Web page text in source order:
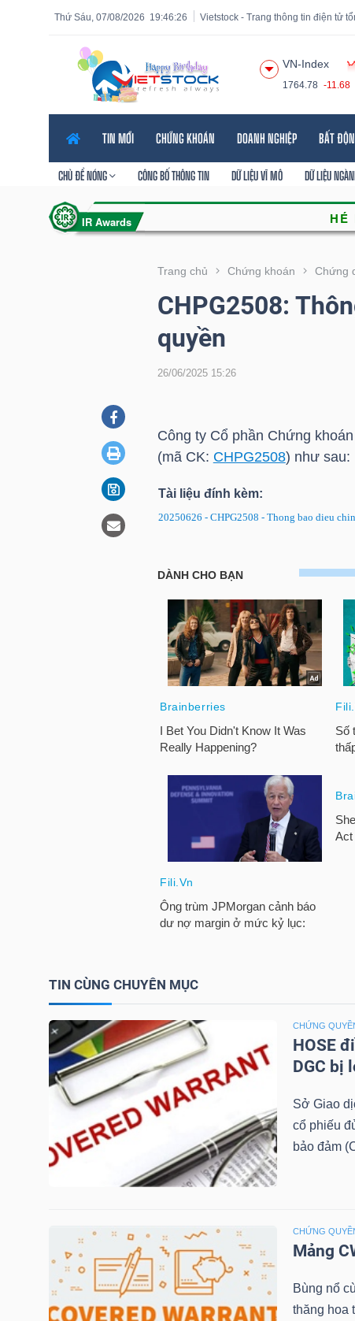
19:46:27
Thứ Sáu, 07/08/2026 Vietstock - Trang thông tin điện tử
VN-Index
1764.78 -11.68
TIN MỚI CHỨNG KHOÁN DOANH NGHIỆP BẤT
CHỦ ĐỀ NÓNG CÔNG BỐ THÔNG TIN DỮ LIỆU VĨ MÔ DỮ LIỆU
Trang chủ Chứng khoán Chứng
CHPG2508:
quyền
26/06/2025 15:26
Công ty Cổ phần Chứng
(mã CK: CHPG2508) như sau:
Tài liệu đính kèm:
20250626 - CHPG2508 - Thong bao dieu
CHPG2508: Thông báo điều
TIN CÙNG CHUYÊN MỤC
CHỨNG
HOSE
DGC bị
Sở Giao
cổ phiếu
bảo đảm
CHỨNG
Mảng
Bùng nổ
thăng hoa
Tính năng
năng
VIETSTOCK
ĐÔNG
DƯƠNG
NHÂN
TÍCH
VIETSTOCKFINANCE